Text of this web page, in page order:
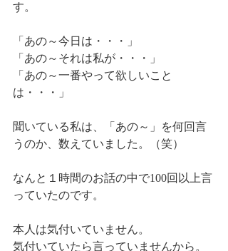
す。
「あの～今日は・・・」
「あの～それは私が・・・」
「あの～一番やって欲しいこと
は・・・」
聞いている私は、「あの～」を何回言
うのか、数えていました。（笑）
なんと１時間のお話の中で100回以上言
っていたのです。
本人は気付いていません。
気付いていたら言っていませんから。